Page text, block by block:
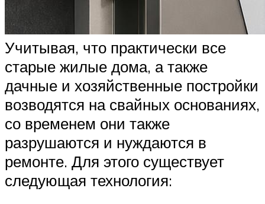
Учитывая, что практически все
старые жилые дома, а также
дачные и хозяйственные постройки
возводятся на свайных основаниях,
со временем они также
разрушаются и нуждаются в
ремонте. Для этого существует
следующая технология: